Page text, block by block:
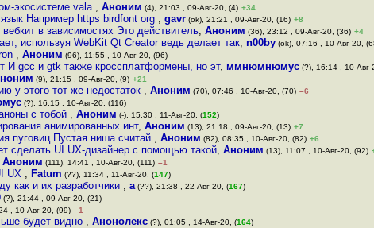
экосистеме vala , Аноним (4), 21:03 , 09-Авг-20, (4) +34
Например https birdfont org , gavr (ok), 21:21 , 09-Авг-20, (16) +8
в зависимостях Это действитель, Аноним (36), 23:12 , 09-Авг-20, (36) +4
используя WebKit Qt Creator ведь делает так, n00by (ok), 07:16 , 10-Авг-20,
, Аноним (96), 11:55 , 10-Авг-20, (96)
И gcc и gtk также кроссплатформены, но эт, ммнюмнюмус (?), 16:14 , 10-Авг-
(9), 21:15 , 09-Авг-20, (9) +21
у этого тот же недостаток , Аноним (70), 07:46 , 10-Авг-20, (70) –6
(?), 16:15 , 10-Авг-20, (116)
с тобой , Аноним (-), 15:30 , 11-Авг-20, (152)
анимированных инт, Аноним (13), 21:18 , 09-Авг-20, (13) +7
пуговиц Пустая ниша считай , Аноним (82), 08:35 , 10-Авг-20, (82) +6
сделать UI UX-дизайнер с помощью такой, Аноним (13), 11:07 , 10-Авг-20, (92)
Аноним (111), 14:41 , 10-Авг-20, (111) –1
UX , Fatum (??), 11:34 , 11-Авг-20, (147)
как и их разработчики , a (??), 21:38 , 22-Авг-20, (167)
(?), 21:44 , 09-Авг-20, (21)
, 10-Авг-20, (99) –1
будет видно , Анонолекс (?), 01:05 , 14-Авг-20, (164)